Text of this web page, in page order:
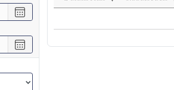
Selecteer
een
vanaf
Selecteer
een
tot
en